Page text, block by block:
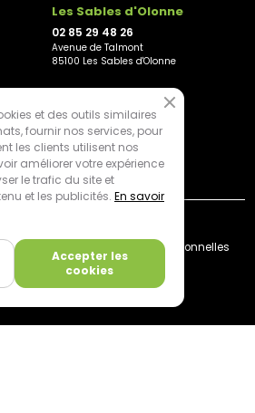
Les Sables d'Olonne
02 85 29 48 26
Avenue de Talmont
85100 Les Sables d'Olonne
Mentions légales
Données personnelles
Cookies
et des outils similaires
fournir nos services, pour
les clients utilisent nos
améliorer votre expérience
le trafic du site et
et les publicités. En savoir
Accepter les
cookies